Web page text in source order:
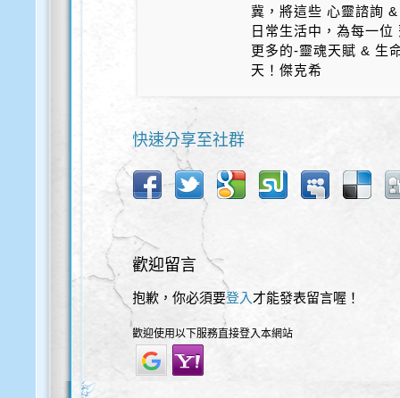
冀，將這些 心靈諮詢
日常生活中，為每一
更多的-靈魂天賦 & 生
天！傑克希
快速分享至社群
歡迎留言
抱歉，你必須要登入 才能發表留言喔！
歡迎使用以下服務直接登入本網站